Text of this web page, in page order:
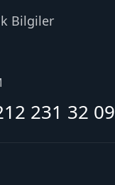
Bilgiler
231 32 09